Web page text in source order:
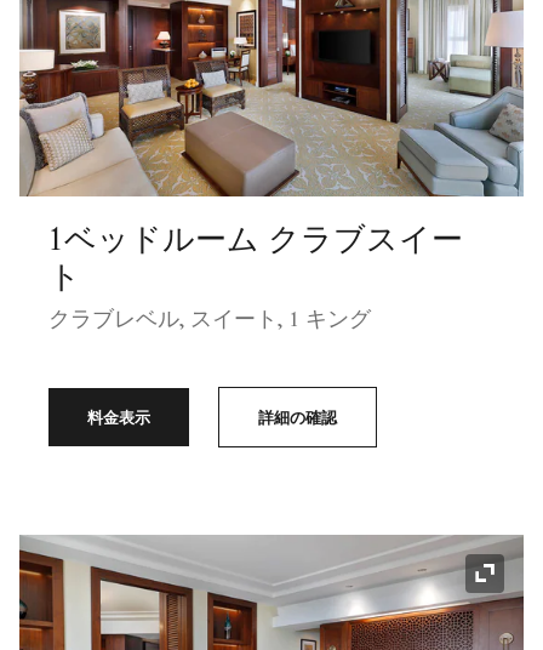
1ベッドルーム クラブスイー
ト
クラブレベル, スイート, 1 キング
料金表示 詳細の確認
アイ